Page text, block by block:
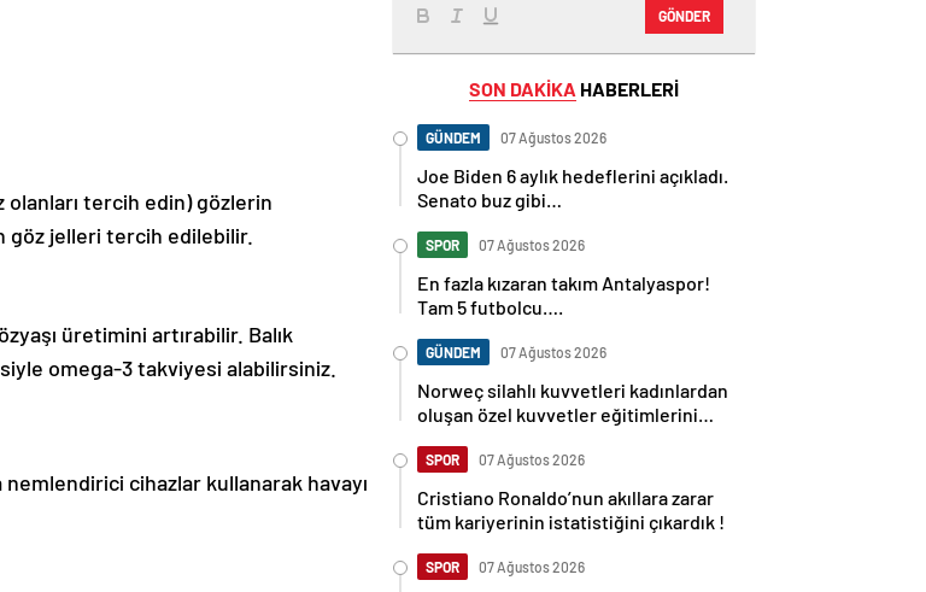
olanları tercih edin) gözlerin
göz jelleri tercih edilebilir.
üretimini artırabilir. Balık
omega-3 takviyesi alabilirsiniz.
nemlendirici cihazlar kullanarak havayı
GÖNDER
SON DAKİKA HABERLERİ
GÜNDEM 07 Ağustos 2026
Joe Biden 6 aylık hedeflerini açıkladı.
Senato buz gibi…
SPOR 07 Ağustos 2026
En fazla kızaran takım Antalyaspor!
Tam 5 futbolcu….
GÜNDEM 07 Ağustos 2026
Norweç silahlı kuvvetleri kadınlardan
oluşan özel kuvvetler eğitimlerini
SPOR 07 Ağustos 2026
Cristiano Ronaldo’nun akıllara zarar
tüm kariyerinin istatistiğini çıkardık !
SPOR 07 Ağustos 2026